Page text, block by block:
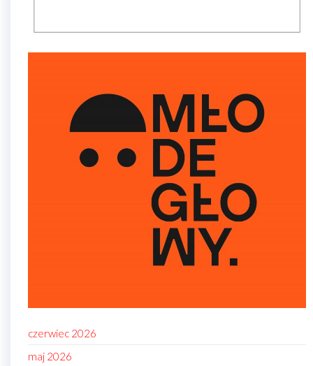
czerwiec 2026
maj 2026